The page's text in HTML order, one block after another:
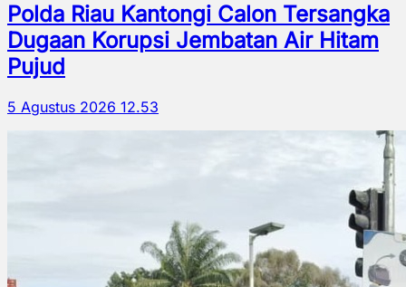
Polda Riau Kantongi Calon Tersangka
Dugaan Korupsi Jembatan Air Hitam
Pujud
5 Agustus 2026 12.53